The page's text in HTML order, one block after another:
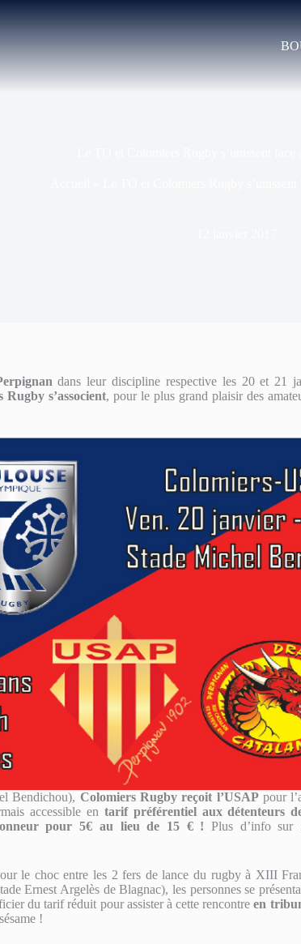
dans leur discipline respective les 20 et 21
s’associent, pour le plus grand plaisir des
Bendichou), Colomiers Rugby reçoit l’USAPpour
accessible en tarif préférentiel aux détenteurs
pour 5€ au lieu de 15 € ! Plus d’info sur
le choc entre les 2 fers de lance du rugby à XIII
Ernest Argelès de Blagnac), les personnes se
du tarif réduit pour assister à cette rencontreen
!